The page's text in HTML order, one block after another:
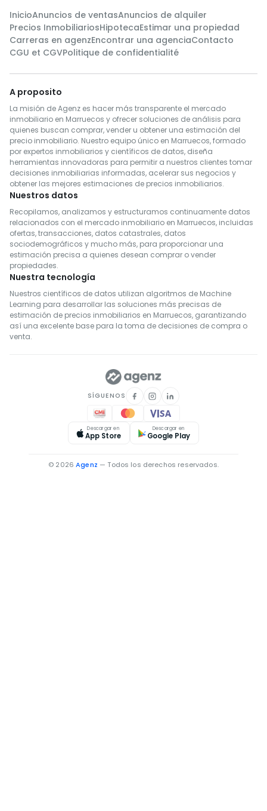
InicioAnuncios de ventasAnuncios de alquiler
Precios InmobiliariosHipotecaEstimar una propiedad
Carreras en agenzEncontrar una agenciaContacto
CGU et CGVPolitique de confidentialité
A proposito
La misión de Agenz es hacer más transparente el mercado
inmobiliario en Marruecos y ofrecer soluciones de análisis para
quienes buscan comprar, vender u obtener una estimación del
precio inmobiliario. Nuestro equipo único en Marruecos, formado
por expertos inmobiliarios y científicos de datos, diseña
herramientas innovadoras para permitir a nuestros clientes tomar
decisiones inmobiliarias informadas, acelerar sus negocios y
obtener las mejores estimaciones de precios inmobiliarios.
Nuestros datos
Recopilamos, analizamos y estructuramos continuamente datos
relacionados con el mercado inmobiliario en Marruecos, incluidas
ofertas, transacciones, datos catastrales, datos
sociodemográficos y mucho más, para proporcionar una
estimación precisa a quienes desean comprar o vender
propiedades.
Nuestra tecnología
Nuestros científicos de datos utilizan algoritmos de Machine
Learning para desarrollar las soluciones más precisas de
estimación de precios inmobiliarios en Marruecos, garantizando
así una excelente base para la toma de decisiones de compra o
venta.
SÍGUENOS
Descargar en
App Store
Descargar en
Google Play
© 2026Agenz — Todos los derechos reservados.